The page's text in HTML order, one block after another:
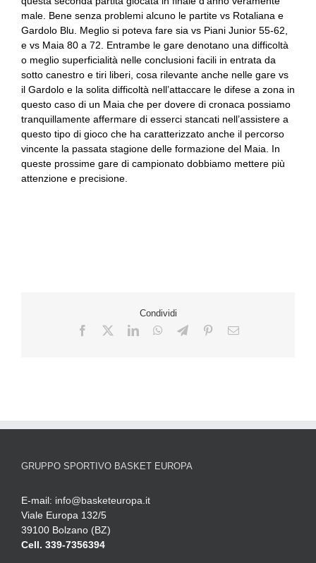
male. Bene senza problemi alcuno le partite vs Rotaliana e
Gardolo Blu. Meglio si poteva fare sia vs Piani Junior 55-62,
e vs Maia 80 a 72. Entrambe le gare denotano una difficoltà
o meglio superficialità nelle conclusioni facili in entrata da
sotto canestro e tiri liberi, cosa rilevante anche nelle gare vs
il Gardolo e la solita difficoltà nell’attaccare le difese a zona in
questo caso di un Maia che per dovere di cronaca possiamo
tranquillamente affermare di esserci stancati nell’assistere a
questo tipo di gioco che ha caratterizzato anche il percorso
vincente la passata stagione delle formazione del Maia. In
queste prossime gare di campionato dobbiamo mettere più
attenzione e precisione.
Condividi
GRUPPO SPORTIVO BASKET EUROPA
E-mail: info@basketeuropa.it
Viale Europa 132/5
39100 Bolzano (BZ)
Cell. 339-7356394